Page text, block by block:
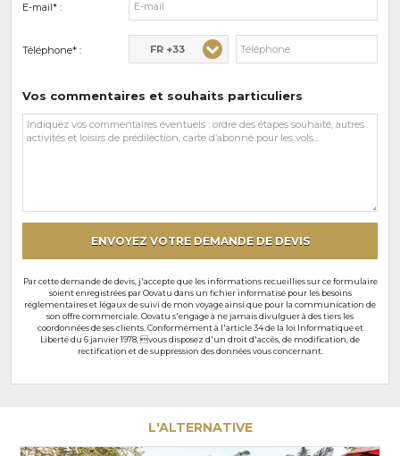
E-mail* :
Téléphone* : FR +33
Vos commentaires et souhaits particuliers
Vos
commentaires
ENVOYEZ VOTRE DEMANDE DE DEVIS
Par cette demande de devis, j'accepte que les informations recueillies sur ce formulaire
soient enregistrées par Oovatu dans un fichier informatisé pour les besoins
réglementaires et légaux de suivi de mon voyage ainsi que pour la communication de
son offre commerciale. Oovatu s'engage à ne jamais divulguer à des tiers les
coordonnées de ses clients. Conformément à l'article 34 de la loi Informatique et
Liberté du 6 janvier 1978, vous disposez d'un droit d'accès, de modification, de
rectification et de suppression des données vous concernant.
L'ALTERNATIVE